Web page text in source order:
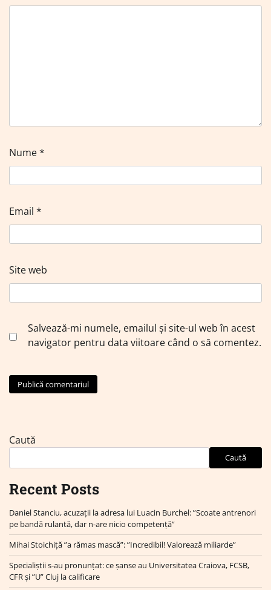
Nume*
Email *
Site web
Salvează-mi numele, emailul și site-ul web în acest
navigator pentru data viitoare când o să comentez.
Caută
Caută
Recent Posts
Daniel Stanciu, acuzații la adresa lui Luacin Burchel: ”Scoate antrenori
pe bandă rulantă, dar n-are nicio competență”
Mihai Stoichiță ”a rămas mască”: ”Incredibil! Valorează miliarde”
Specialiștii s-au pronunțat: ce șanse au Universitatea Craiova, FCSB,
CFR și ”U” Cluj la calificare